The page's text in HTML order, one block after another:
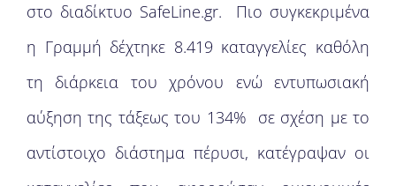
στο διαδίκτυο SafeLine.gr. Πιο συγκεκριμένα
η Γραμμή δέχτηκε 8.419 καταγγελίες καθόλη
τη διάρκεια του χρόνου ενώ εντυπωσιακή
αύξηση της τάξεως του 134% σε σχέση με το
αντίστοιχο διάστημα πέρυσι, κατέγραψαν οι